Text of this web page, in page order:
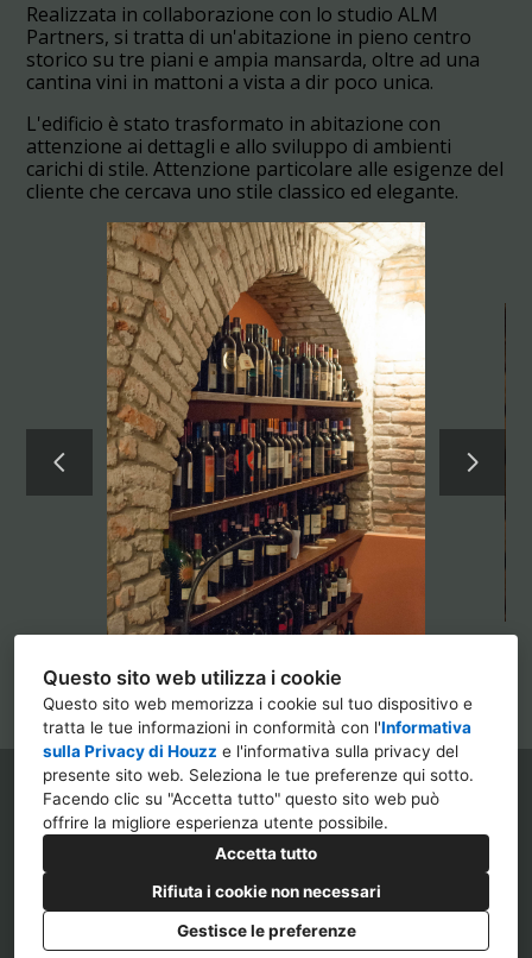
Questo sito web utilizza i cookie
Questo sito web memorizza i cookie sul tuo dispositivo e
tratta le tue informazioni in conformità con l'Informativa
sulla Privacy di Houzz e l'informativa sulla privacy del
presente sito web. Seleziona le tue preferenze qui sotto.
Facendo clic su "Accetta tutto" questo sito web può
offrire la migliore esperienza utente possibile.
Accetta tutto
Rifiuta i cookie non necessari
Gestisce le preferenze
HOME
CHI SIAMO
PROGETTI
CONTATTI
Realizzata in collaborazione con lo studio ALM
Partners, si tratta di un'abitazione in pieno centro
storico su tre piani e ampia mansarda, oltre ad una
cantina vini in mattoni a vista a dir poco unica.
L'edificio è stato trasformato in abitazione con
attenzione ai dettagli e allo sviluppo di ambienti
carichi di stile. Attenzione particolare alle esigenze del
cliente che cercava uno stile classico ed elegante.
Viale Fulvio Testi n.31, 20126 Milano
346 751 4860